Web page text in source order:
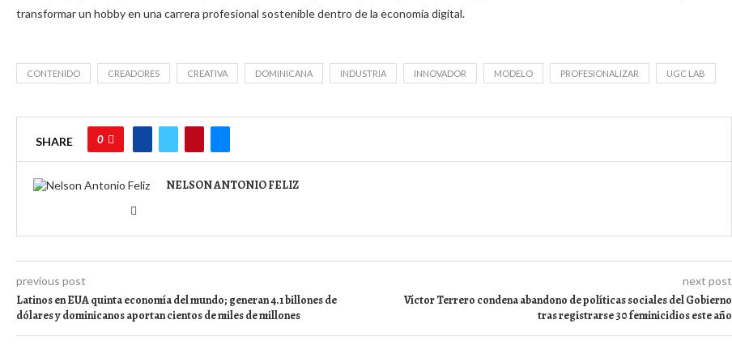
transformar un hobby en una carrera profesional sostenible dentro de la economía digital.
CONTENIDO CREADORES CREATIVA DOMINICANA INDUSTRIA INNOVADOR MODELO PROFESIONALIZAR UGC LAB
SHARE 0
NELSON ANTONIO FELIZ
previous post
Latinos en EUA quinta economía del mundo; generan 4.1 billones de
dólares y dominicanos aportan cientos de miles de millones
next post
Víctor Terrero condena abandono de políticas sociales del Gobierno
tras registrarse 30 feminicidios este año